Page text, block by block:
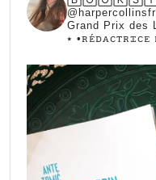
Grand Prix des
⭑ •ꭱꭼ́ꭰꭺꮯꭲꭱꮖꮯꭼ